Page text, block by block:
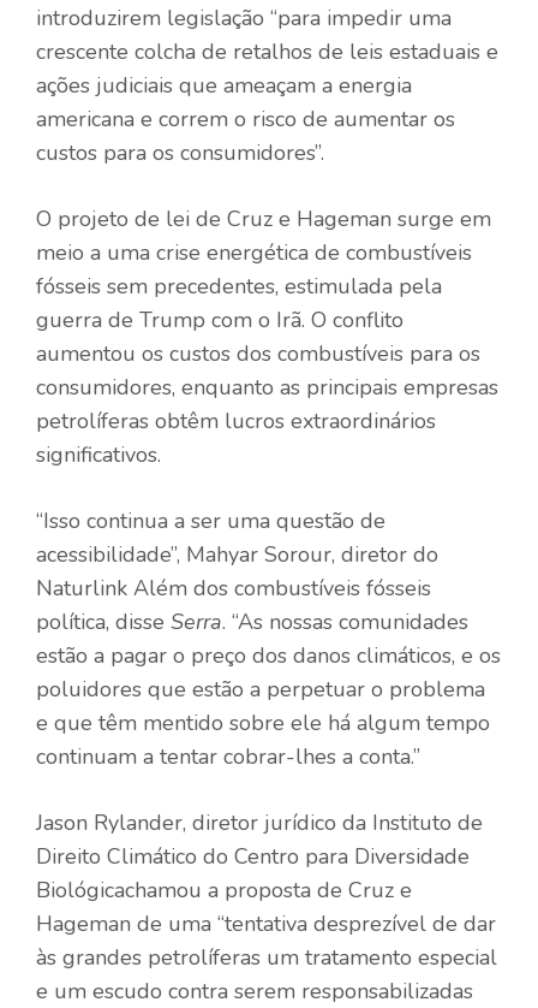
introduzirem legislação “para impedir uma
crescente colcha de retalhos de leis estaduais e
ações judiciais que ameaçam a energia
americana e correm o risco de aumentar os
custos para os consumidores”.
O projeto de lei de Cruz e Hageman surge em
meio a uma crise energética de combustíveis
fósseis sem precedentes, estimulada pela
guerra de Trump com o Irã. O conflito
aumentou os custos dos combustíveis para os
consumidores, enquanto as principais empresas
petrolíferas obtêm lucros extraordinários
significativos.
“Isso continua a ser uma questão de
acessibilidade”, Mahyar Sorour, diretor do
Naturlink Além dos combustíveis fósseis
política, disse Serra. “As nossas comunidades
estão a pagar o preço dos danos climáticos, e os
poluidores que estão a perpetuar o problema
e que têm mentido sobre ele há algum tempo
continuam a tentar cobrar-lhes a conta.”
Jason Rylander, diretor jurídico da Instituto de
Direito Climático do Centro para Diversidade
Biológicachamou a proposta de Cruz e
Hageman de uma “tentativa desprezível de dar
às grandes petrolíferas um tratamento especial
e um escudo contra serem responsabilizadas